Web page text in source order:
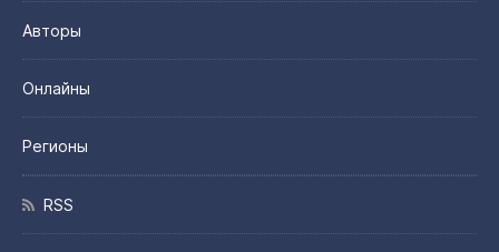
Авторы
Онлайны
Регионы
RSS